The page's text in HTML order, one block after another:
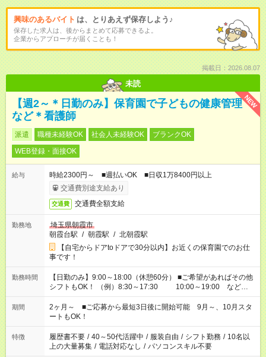
興味のあるバイト は、とりあえず保存しよう♪
保存した求人は、後からまとめて応募できるよ。
企業からアプローチが届くことも！
掲載日：2026.08.07
未読
NEW
【週2～＊日勤のみ】保育園で子どもの健康管理
など＊看護師
派遣 職種未経験OK 社会人未経験OK
ブランクOK
WEB登録・面接OK
給与
時給2300円～ ■週払いOK ■日収1万8400円以上
交通費別途支給あり
交通費 交通費全額支給
勤務地
埼玉県朝霞市
朝霞台駅 / 朝霞駅 / 北朝霞駅
【自宅からドアtoドアで30分以内】お近くの保育園でのお仕
事です！
勤務時間
【日勤のみ】9:00～18:00（休憩60分） ■ご希望があればその他
シフトもOK！ （例）8:30～17:30 10:00～19:00 など
「家族とお休みを合わせたい」 「余裕を持って夕飯の準備がし
たい」 「できれば残業はしたくない」 など、ご希望があれば教
えてくださいね。 ※Wワーク希望の方へ 今ご覧のお仕事で希望
する勤務時間と、もう1つのお仕事の勤務時間。 合計で週40時
間を超える場合は応募できません
期間
2ヶ月～ ■ご応募から最短3日後に開始可能 9月～、10月スタ
ートもOK！
特徴 履歴書不要 / 40～50代活躍中 / 服装自由 / シフト勤務 / 10名以
上の大量募集 / 電話対応なし / パソコンスキル不要